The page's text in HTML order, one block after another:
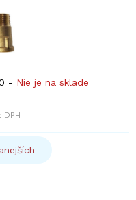
- Nie je na sklade
DPH